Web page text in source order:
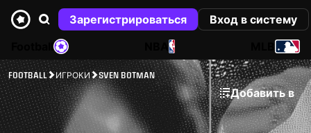
Зарегистрироваться
Вход в систему
NBA
FOOTBALL ИГРОКИ SVEN BOTMAN
Добавить в